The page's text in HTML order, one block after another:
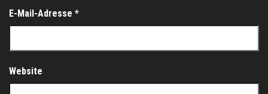
E-Mail-Adresse *
Website